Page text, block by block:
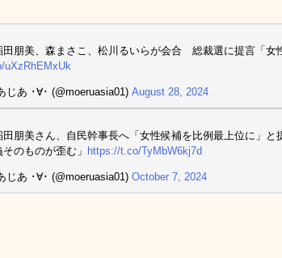
田朋美、森まさこ、松川るいらが会合 総裁選に提言「女
uXzRhEMxUk
あ ･∀･ (@moeruasia01) August 28, 2024
田朋美さん、自民幹事長へ「女性候補を比例最上位に」
のものが歪む」 https://t.co/TyMbW6kj7d
あ ･∀･ (@moeruasia01) October 7, 2024